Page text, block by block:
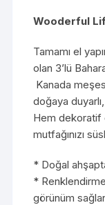
Wooderful
Tamamı el
olan 3’lü
Kanada
doğaya
Hem dekoratif
mutfağınızı
* Doğal
*
görünüm